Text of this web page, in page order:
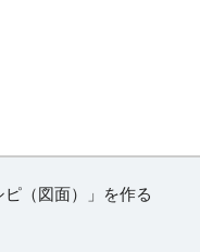
（図面）」を作る